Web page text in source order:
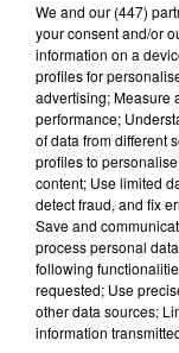
Lecture
100%
We and our (447)
your consent and/or
information on a
profiles for
advertising; Measure
performance;
of data from different
profiles to
content; Use limited
detect fraud, and fix
Save and
process personal
following
requested; Use
other data sources;
information